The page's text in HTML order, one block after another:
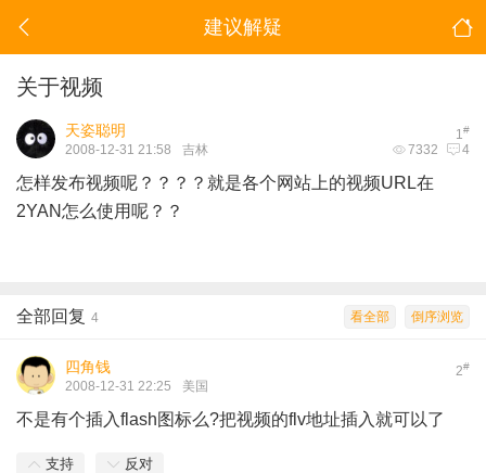
建议解疑
关于视频
1#
天姿聪明
7332 4
2008-12-31 21:58 吉林
怎样发布视频呢？？？？就是各个网站上的视频URL在
2YAN怎么使用呢？？
倒序浏览
看全部
全部回复 4
2#
四角钱
2008-12-31 22:25 美国
不是有个插入flash图标么?把视频的flv地址插入就可以了
支持 反对